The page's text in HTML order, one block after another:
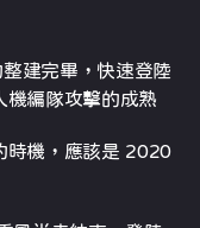
建完畢，快速登陸
機編隊攻擊的成熟
時機，應該是 2020